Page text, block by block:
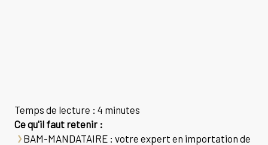
Temps de lecture : 4 minutes
Ce qu'il faut retenir :
BAM-MANDATAIRE : votre expert en importation de